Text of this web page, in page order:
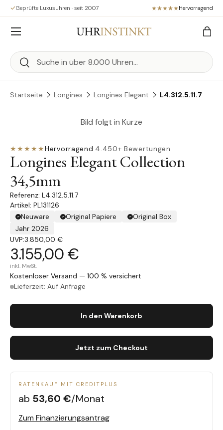
Direkt zum Inhalt
Geprüfte Luxusuhren · seit 2007 Hervorragend
Suchen
Suchen
Menü
Startseite Longines Longines Elegant L4.312.5.11.7
Bild folgt in Kürze
★★★★★Hervorragend·4.450+ Bewertungen
Longines Elegant Collection
34,5mm
L4.312.5.11.7
Artikel: PL131126
Neuware
Original Papiere
Original Box
Jahr 2026
UVP:3.850,00 €
3.155,00 €
inkl. MwSt.
Kostenloser Versand — 100 % versichert
Lieferzeit: Auf Anfrage
In den Warenkorb
Jetzt zum Checkout
RATENKAUF MIT CREDITPLUS
ab 53,60 €/Monat
Zum Finanzierungsantrag